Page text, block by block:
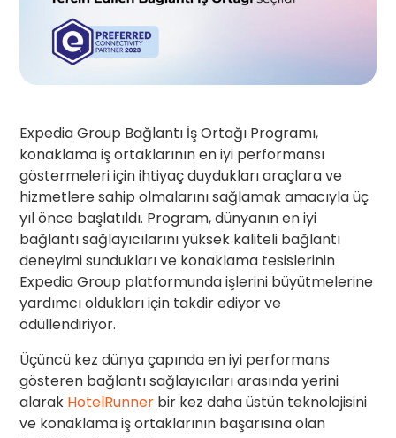
Expedia Group Bağlantı İş Ortağı Programı,
konaklama iş ortaklarının en iyi performansı
göstermeleri için ihtiyaç duydukları araçlara ve
hizmetlere sahip olmalarını sağlamak amacıyla üç
yıl önce başlatıldı. Program, dünyanın en iyi
bağlantı sağlayıcılarını yüksek kaliteli bağlantı
deneyimi sundukları ve konaklama tesislerinin
Expedia Group platformunda işlerini büyütmelerine
yardımcı oldukları için takdir ediyor ve
ödüllendiriyor.
Üçüncü kez dünya çapında en iyi performans
gösteren bağlantı sağlayıcıları arasında yerini
alarak HotelRunner bir kez daha üstün teknolojisini
ve konaklama iş ortaklarının başarısına olan